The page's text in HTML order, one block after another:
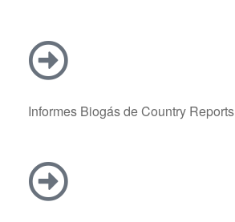
Informes Biogás de Country Reports